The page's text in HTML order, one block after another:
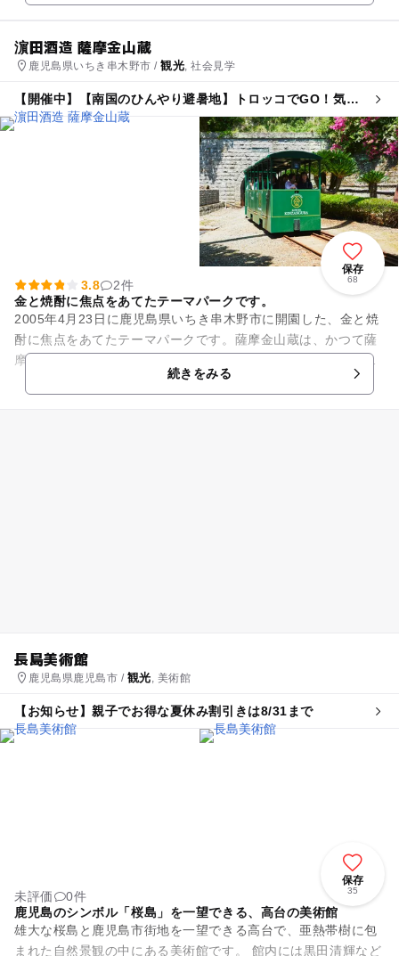
濵田酒造 薩摩金山蔵
鹿児島県いちき串木野市 /観光, 社会見学
【開催中】【南国のひんやり避暑地】トロッコでGO！気温
19℃の坑洞内開運ツアー
保存
68
3.8
2件
金と焼酎に焦点をあてたテーマパークです。
2005年4月23日に鹿児島県いちき串木野市に開園した、金と焼
酎に焦点をあてたテーマパークです。薩摩金山蔵は、かつて薩
摩藩の栄華を支えた串木野金山に、薩摩の精神文化と本格焼酎
続きをみる
長島美術館
鹿児島県鹿児島市 / 観光 , 美術館
【お知らせ】親子でお得な夏休み割引きは8/31まで
保存
35
未評価
0件
鹿児島のシンボル「桜島」を一望できる、高台の美術館
雄大な桜島と鹿児島市街地を一望できる高台で、亜熱帯樹に包
まれた自然景観の中にある美術館です。 館内には黒田清輝など